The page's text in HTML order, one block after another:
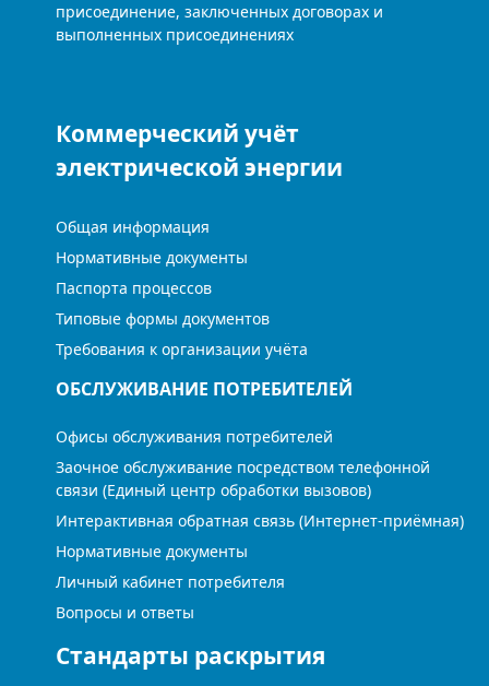
присоединение, заключенных договорах и
выполненных присоединениях
Коммерческий учёт
электрической энергии
Общая информация
Нормативные документы
Паспорта процессов
Типовые формы документов
Требования к организации учёта
ОБСЛУЖИВАНИЕ ПОТРЕБИТЕЛЕЙ
Офисы обслуживания потребителей
Заочное обслуживание посредством телефонной
связи (Единый центр обработки вызовов)
Интерактивная обратная связь (Интернет-приёмная)
Нормативные документы
Личный кабинет потребителя
Вопросы и ответы
Стандарты раскрытия